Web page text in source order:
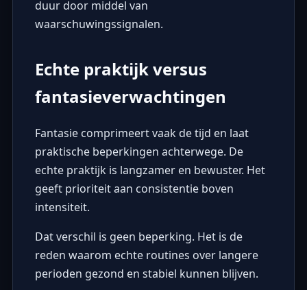
duur door middel van
waarschuwingssignalen.
Echte praktijk versus
fantasieverwachtingen
Fantasie comprimeert vaak de tijd en laat
praktische beperkingen achterwege. De
echte praktijk is langzamer en bewuster. Het
geeft prioriteit aan consistentie boven
intensiteit.
Dat verschil is geen beperking. Het is de
reden waarom echte routines over langere
perioden gezond en stabiel kunnen blijven.